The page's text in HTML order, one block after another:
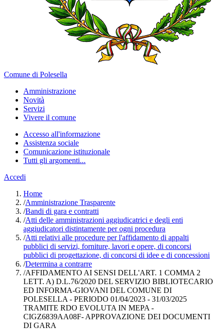
Comune di Polesella
Amministrazione
Novità
Servizi
Vivere il comune
Accesso all'informazione
Assistenza sociale
Comunicazione istituzionale
Tutti gli argomenti...
Accedi
Home
/Amministrazione Trasparente
/Bandi di gara e contratti
/Atti delle amministrazioni aggiudicatrici e degli enti
aggiudicatori distintamente per ogni procedura
/Atti relativi alle procedure per l'affidamento di appalti
pubblici di servizi, forniture, lavori e opere, di concorsi
pubblici di progettazione, di concorsi di idee e di concessioni
/Determina a contrarre
/AFFIDAMENTO AI SENSI DELL'ART. 1 COMMA 2
LETT. A) D.L.76/2020 DEL SERVIZIO BIBLIOTECARIO
ED INFORMA-GIOVANI DEL COMUNE DI
POLESELLA - PERIODO 01/04/2023 - 31/03/2025
TRAMITE RDO EVOLUTA IN MEPA -
CIGZ6839AA08F- APPROVAZIONE DEI DOCUMENTI
DI GARA